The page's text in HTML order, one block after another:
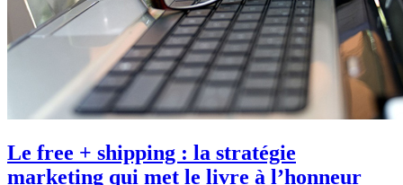
Le free + shipping : la stratégie
marketing qui met le livre à l’honneur